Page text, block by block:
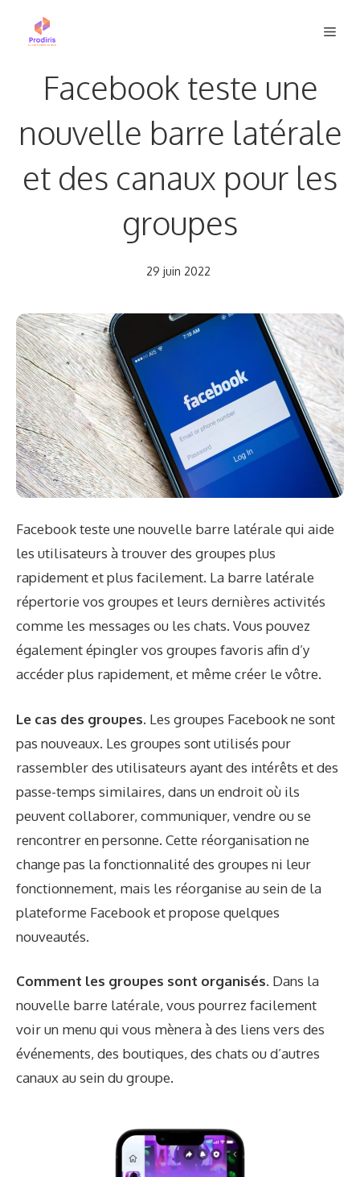
Facebook teste une
nouvelle barre latérale
et des canaux pour les
groupes
29 juin 2022
Facebook teste une nouvelle barre latérale qui aide
les utilisateurs à trouver des groupes plus
rapidement et plus facilement. La barre latérale
répertorie vos groupes et leurs dernières activités
comme les messages ou les chats. Vous pouvez
également épingler vos groupes favoris afin d’y
accéder plus rapidement, et même créer le vôtre.
Le cas des groupes. Les groupes Facebook ne sont
pas nouveaux. Les groupes sont utilisés pour
rassembler des utilisateurs ayant des intérêts et des
passe-temps similaires, dans un endroit où ils
peuvent collaborer, communiquer, vendre ou se
rencontrer en personne. Cette réorganisation ne
change pas la fonctionnalité des groupes ni leur
fonctionnement, mais les réorganise au sein de la
plateforme Facebook et propose quelques
nouveautés.
Comment les groupes sont organisés. Dans la
nouvelle barre latérale, vous pourrez facilement
voir un menu qui vous mènera à des liens vers des
événements, des boutiques, des chats ou d’autres
canaux au sein du groupe.